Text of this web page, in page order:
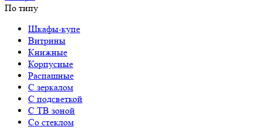
По типу
Шкафы-купе
Витрины
Книжные
Корпусные
Распашные
С зеркалом
С подсветкой
С ТВ зоной
Со стеклом